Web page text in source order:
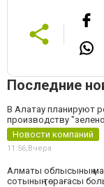
Последние
В Алатау планируют
производству
Новости компаний
11:56,Вчера
Алматы облысының
сотының төрағасы